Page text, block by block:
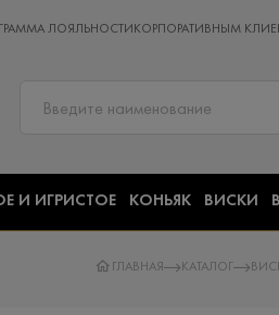
ЛОЯЛЬНОСТИ КОРПОРАТИВНЫМ
И ИГРИСТОЕ КОНЬЯК ВИСКИ
ГЛАВНАЯ КАТАЛОГ